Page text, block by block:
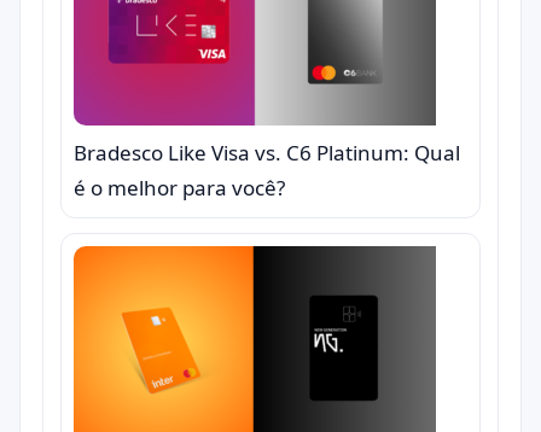
Bradesco Like Visa vs. C6 Platinum: Qual
é o melhor para você?